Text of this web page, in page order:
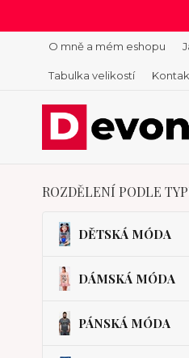
O mně a mém eshopu
Tabulka velikostí
ROZDĚLENÍ PODLE
DĚTSKÁ MÓDA
DÁMSKÁ MÓDA
PÁNSKÁ MÓDA